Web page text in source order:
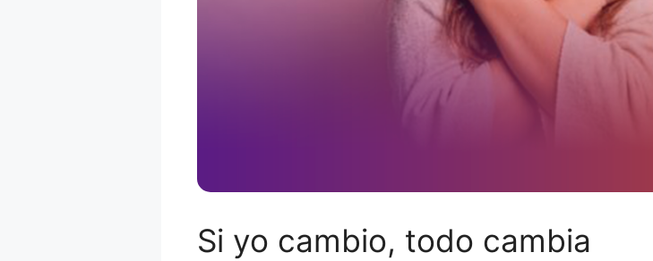
Si yo cambio, todo cambia